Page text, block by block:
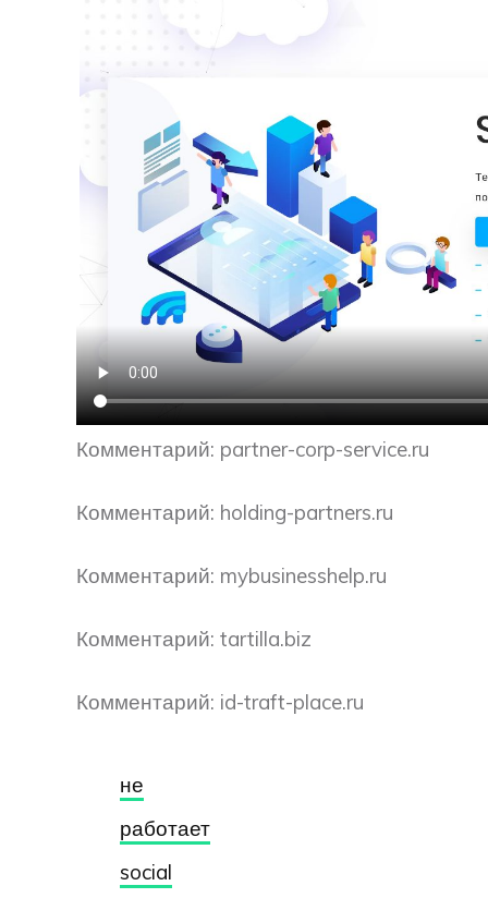
Комментарий: partner-corp-service.ru
Комментарий: holding-partners.ru
Комментарий: mybusinesshelp.ru
Комментарий: tartilla.biz
Комментарий: id-traft-place.ru
не
работает
social